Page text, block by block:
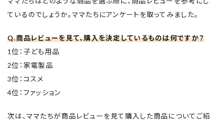
ているのでしょうか。ママたちにアンケートを取ってみました。
Q.商品レビューを見て、購入を決定しているものは何ですか？
1位：子ども用品
2位：家電製品
3位：コスメ
4位：ファッション
次は、ママたちが商品レビューを見て購入した商品についてご紹